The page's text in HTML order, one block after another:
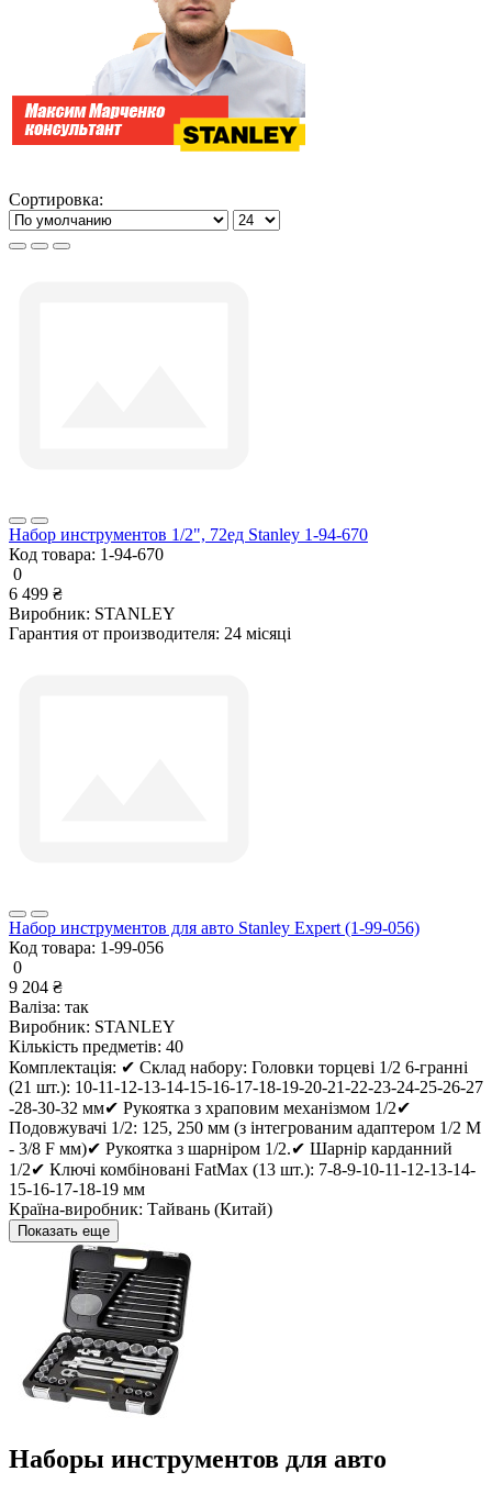
Сортировка:
Набор инструментов 1/2", 72ед Stanley 1-94-670
Код товара: 1-94-670
0
6 499 ₴
Виробник: STANLEY
Гарантия от производителя: 24 місяці
Набор инструментов для авто Stanley Expert (1-99-056)
Код товара: 1-99-056
0
9 204 ₴
Валіза: так
Виробник: STANLEY
Кількість предметів: 40
Комплектація: ✔ Склад набору: Головки торцеві 1/2 6-гранні
(21 шт.): 10-11-12-13-14-15-16-17-18-19-20-21-22-23-24-25-26-27
-28-30-32 мм✔ Рукоятка з храповим механізмом 1/2✔
Подовжувачі 1/2: 125, 250 мм (з інтегрованим адаптером 1/2 M
- 3/8 F мм)✔ Рукоятка з шарніром 1/2.✔ Шарнір карданний
1/2✔ Ключі комбіновані FatMax (13 шт.): 7-8-9-10-11-12-13-14-
15-16-17-18-19 мм
Країна-виробник: Тайвань (Китай)
Показать еще
Наборы инструментов для авто